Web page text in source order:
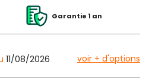
Garantie 1 an
11/08/2026 voir + d'options